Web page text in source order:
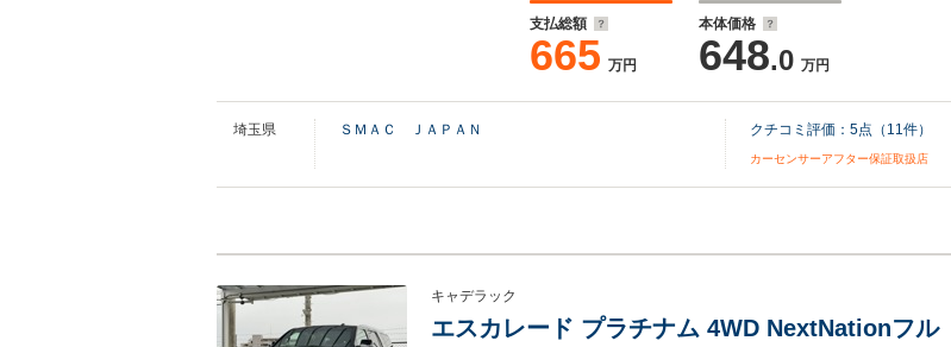
支払総額
665 万円
本体価格
648.0 万円
埼玉県 ＳＭＡＣ ＪＡＰＡＮ クチコミ評価： 5点（ 11件）
カーセンサーアフター保証取扱店
キャデラック
エスカレード プラチナム 4WD NextNationフル